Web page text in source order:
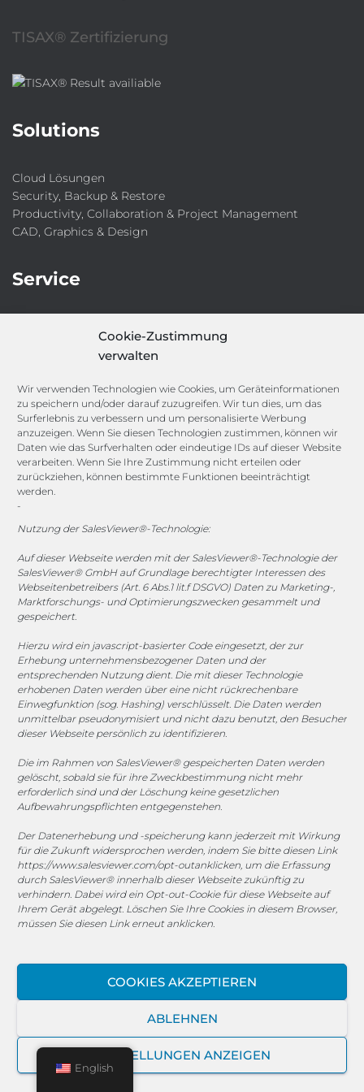
Cookie-Zustimmung
verwalten
Wir verwenden Technologien wie Cookies, um Geräteinformationen
zu speichern und/oder darauf zuzugreifen. Wir tun dies, um das
Surferlebnis zu verbessern und um personalisierte Werbung
anzuzeigen. Wenn Sie diesen Technologien zustimmen, können wir
Daten wie das Surfverhalten oder eindeutige IDs auf dieser Website
verarbeiten. Wenn Sie Ihre Zustimmung nicht erteilen oder
zurückziehen, können bestimmte Funktionen beeinträchtigt
werden.
-
Nutzung der SalesViewer®-Technologie:
Auf dieser Webseite werden mit der SalesViewer®-Technologie der
SalesViewer® GmbH auf Grundlage berechtigter Interessen des
Webseitenbetreibers (Art. 6 Abs.1 lit.f DSGVO) Daten zu Marketing-,
Marktforschungs- und Optimierungszwecken gesammelt und
gespeichert.
Hierzu wird ein javascript-basierter Code eingesetzt, der zur
Erhebung unternehmensbezogener Daten und der
entsprechenden Nutzung dient. Die mit dieser Technologie
erhobenen Daten werden über eine nicht rückrechenbare
Einwegfunktion (sog. Hashing) verschlüsselt. Die Daten werden
unmittelbar pseudonymisiert und nicht dazu benutzt, den Besucher
dieser Webseite persönlich zu identifizieren.
Die im Rahmen von SalesViewer® gespeicherten Daten werden
gelöscht, sobald sie für ihre Zweckbestimmung nicht mehr
erforderlich sind und der Löschung keine gesetzlichen
Aufbewahrungspflichten entgegenstehen.
Der Datenerhebung und -speicherung kann jederzeit mit Wirkung
für die Zukunft widersprochen werden, indem Sie bitte diesen Link
https://www.salesviewer.com/opt-outanklicken, um die Erfassung
durch SalesViewer® innerhalb dieser Webseite zukünftig zu
verhindern. Dabei wird ein Opt-out-Cookie für diese Webseite auf
Ihrem Gerät abgelegt. Löschen Sie Ihre Cookies in diesem Browser,
müssen Sie diesen Link erneut anklicken.
COOKIES AKZEPTIEREN
ABLEHNEN
EINSTELLUNGEN ANZEIGEN
TISAX® Zertifizierung
Solutions
Cloud Lösungen
Security, Backup & Restore
Productivity, Collaboration & Project Management
CAD, Graphics & Design
Service
Target Group Fitting
Licence Manager
Lexicon
Channels
vertrieb@megasoft.de
+49 2173 265 06 0
Mo. - Do. 08:00 - 17:00 Uhr
Fr. 08:00 - 15:00 Uhr
Sponsoring
1. FC Monheim
COOKIE-RICHTLINIE (EU)
© 2025 MEGASOFT® IT GmbH & Co. KG |
MEGASOFT® IT reserves the right not to be responsible for
the topicality, correctness, completeness or quality of the
information provided. Liability claims against the author,
which refer to material or immaterial nature caused by use
or disuse of the information or the use of incorrect or
not intentional or grossly negligent fault. All offers are
subject to change and non-binding. Parts of the pages or
the complete publication including all offers and
information might be extended, changed or partly or
completely deleted by MEGASOFT® IT without separate
announcement.
English